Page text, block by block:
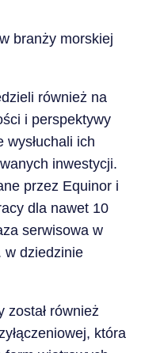
branży morskiej
również na
i perspektywy
ich
inwestycji.
przez Equinor i
dla nawet 10
serwisowa w
w dziedzinie
został również
która